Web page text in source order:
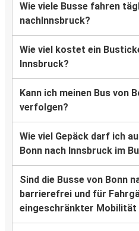
Wie viele Busse fahren
nachInnsbruck?
Wie viel kostet ein
Innsbruck?
Kann ich meinen Bus von
verfolgen?
Wie viel Gepäck darf ich
Bonn nach Innsbruck im
Sind die Busse von Bonn
barrierefrei und für
eingeschränkter Mobilität